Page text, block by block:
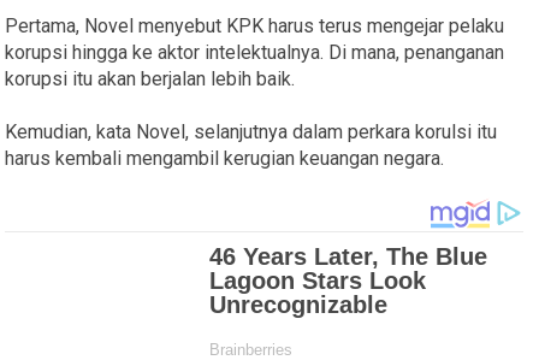
Pertama, Novel menyebut KPK harus terus mengejar pelaku
korupsi hingga ke aktor intelektualnya. Di mana, penanganan
korupsi itu akan berjalan lebih baik.
Kemudian, kata Novel, selanjutnya dalam perkara korulsi itu
harus kembali mengambil kerugian keuangan negara.